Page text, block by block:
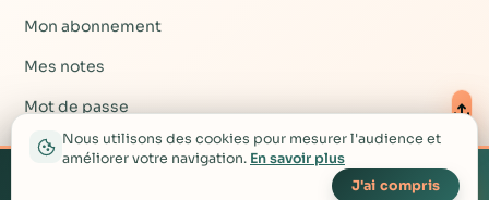
Nous utilisons des cookies pour mesurer l'audience et
améliorer votre navigation. En savoir plus
J'ai compris
Mon abonnement
Mes notes
Mot de passe
▴
Créez votre compte
Créer mon compte gratuit →